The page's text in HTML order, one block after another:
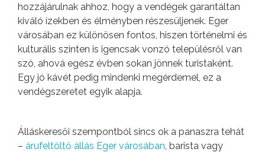
hozzájárulnak ahhoz, hogy a vendégek garantáltan
kiváló ízekben és élményben részesüljenek. Eger
városában ez különösen fontos, hiszen történelmi és
kulturális szinten is igencsak vonzó településről van
szó, ahová egész évben sokan jönnek turistaként.
Egy jó kávét pedig mindenki megérdemel, ez a
vendégszeretet egyik alapja.
Álláskeresői szempontból sincs ok a panaszra tehát
– árufeltöltő állás Eger városában, barista vagy